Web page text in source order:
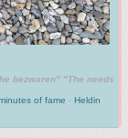
bezwaren" "The needs
of fame - Heldin